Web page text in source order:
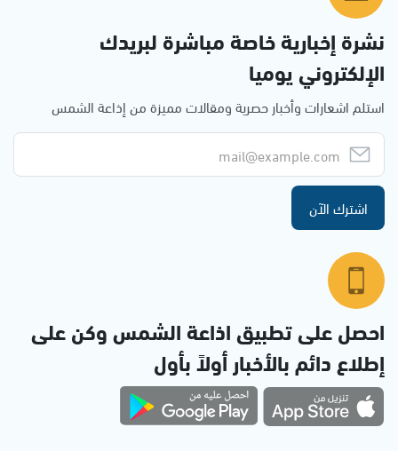
نشرة إخبارية خاصة مباشرة لبريدك
الإلكتروني يوميا
استلم اشعارات وأخبار حصرية ومقالات مميزة من إذاعة الشمس
اشترك الآن
احصل على تطبيق اذاعة الشمس وكن على
إطلاع دائم بالأخبار أولاً بأول